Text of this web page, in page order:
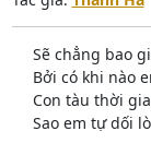
Sẽ chẳng bao
Bởi có khi nào
Con tàu thời
Sao em tự dối